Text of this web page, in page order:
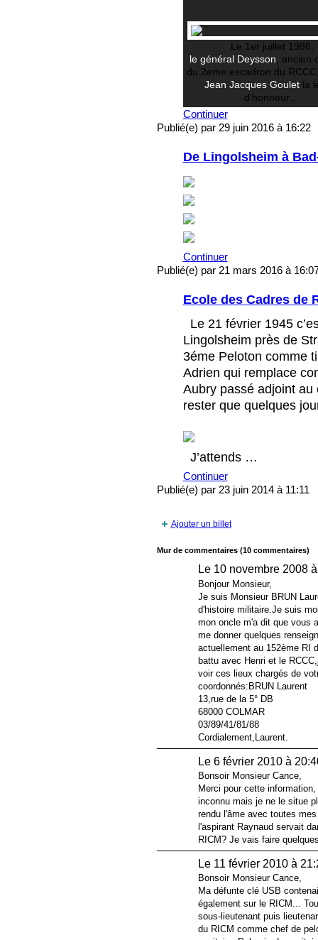
Le 1er juillet 1986,
le général Deysson , ancien
du 2eme escadron du
Jean Jacques Gouletla
d’honneur…
Continuer
Publié(e) par 29 juin 2016 à 16:22
De Lingolsheim à
Continuer
Publié(e) par 21 mars 2016 à
Ecole des Cadres de
Le 21 février 1945
Lingolsheim près de
3éme Peloton comme
Adrien qui remplace
Aubry passé adjoint
rester que quelques
J’attends …
Continuer
Publié(e) par 23 juin 2014 à 11:11
Ajouter un billet
Mur de commentaires (10 commentaires)
Le 10 novembre 2008
Bonjour Monsieur,
Je suis Monsieur BRUN
d'histoire militaire.Je suis
mon oncle m'a dit que vous
me donner quelques
actuellement au 152ème RI
battu avec Henri et le
voir ces lieux chargés de
coordonnés:BRUN Laurent
13,rue de la 5° DB
68000 COLMAR
03/89/41/81/88
Cordialement,Laurent.
Le 6 février 2010 à
Bonsoir Monsieur Cance,
Merci pour cette
inconnu mais je ne le situe
rendu l'âme avec toutes
l'aspirant Raynaud servait
RICM? Je vais faire
Le 11 février 2010 à
Bonsoir Monsieur Cance,
Ma défunte clé USB
également sur le RICM...
sous-lieutenant puis
du RICM comme chef de